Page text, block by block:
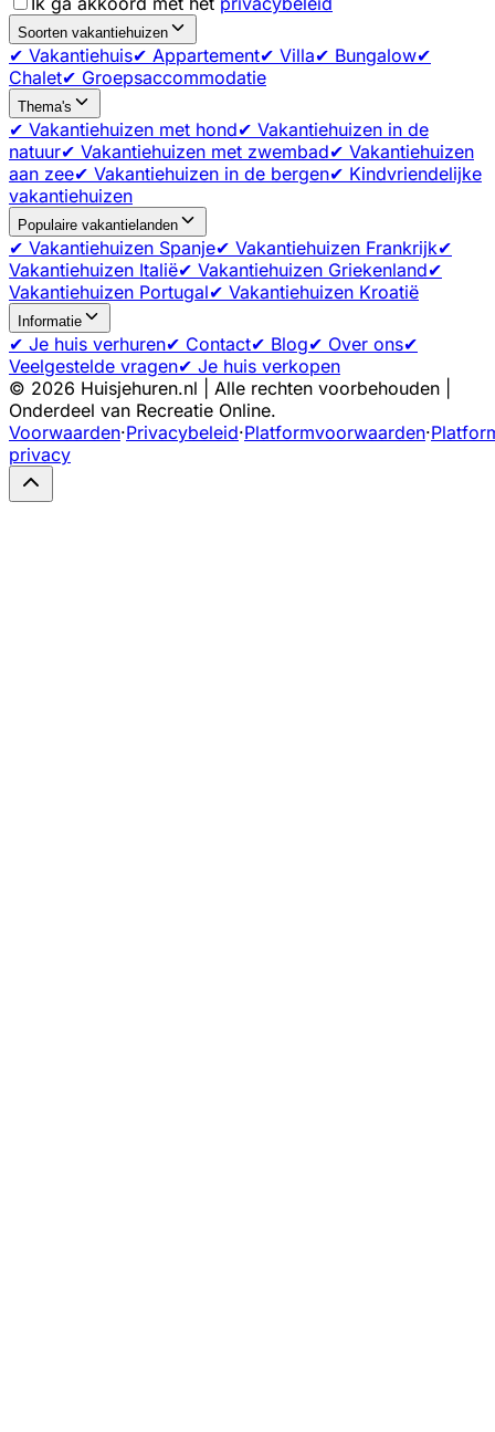
Soorten vakantiehuizen
✔ Vakantiehuis✔ Appartement✔ Villa✔ Bungalow✔
Chalet✔ Groepsaccommodatie
Thema's
✔ Vakantiehuizen met hond✔ Vakantiehuizen in de
natuur✔ Vakantiehuizen met zwembad✔ Vakantiehuizen
aan zee✔ Vakantiehuizen in de bergen✔ Kindvriendelijke
vakantiehuizen
Populaire vakantielanden
✔ Vakantiehuizen Spanje✔ Vakantiehuizen Frankrijk✔
Vakantiehuizen Italië✔ Vakantiehuizen Griekenland✔
Vakantiehuizen Portugal✔ Vakantiehuizen Kroatië
Informatie
✔ Je huis verhuren✔ Contact✔ Blog✔ Over ons✔
Veelgestelde vragen✔ Je huis verkopen
© 2026 Huisjehuren.nl | Alle rechten voorbehouden |
Onderdeel van Recreatie Online.
Voorwaarden·Privacybeleid·Platformvoorwaarden·
privacy